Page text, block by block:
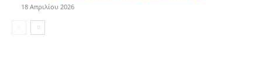
18 Απριλίου 2026